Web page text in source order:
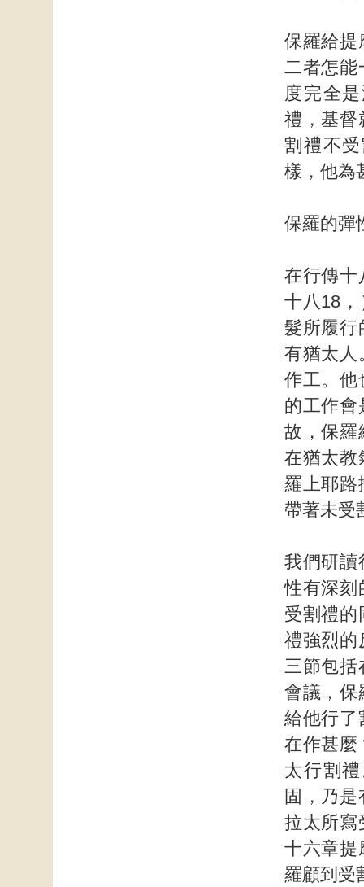
保羅給提
二者怎能
度完全
禮，基督
割禮不
樣，他為
保羅的彈
在行傳十
十八18
髮所履行
有猶太人
作工。他
的工作會
故，保羅
在猶太教
羅上耶路
帶著未受
我們研讀
性有深刻
受割禮的
禮強烈的
三節包括
會議，保
給他行了
在作甚麼
太行割
固，乃
拉太所寫
十六章提
羅顧到受